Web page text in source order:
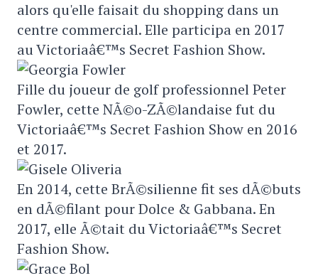
alors qu'elle faisait du shopping dans un
centre commercial. Elle participa en 2017
au Victoriaâ€™s Secret Fashion Show.
Fille du joueur de golf professionnel Peter
Fowler, cette NÃ©o-ZÃ©landaise fut du
Victoriaâ€™s Secret Fashion Show en 2016
et 2017.
En 2014, cette BrÃ©silienne fit ses dÃ©buts
en dÃ©filant pour Dolce & Gabbana. En
2017, elle Ã©tait du Victoriaâ€™s Secret
Fashion Show.